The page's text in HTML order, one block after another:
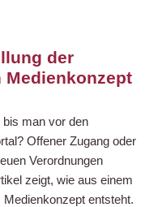
der
Medienkonzept
bis man vor den
Offener Zugang oder
Verordnungen
zeigt, wie aus einem
entsteht.